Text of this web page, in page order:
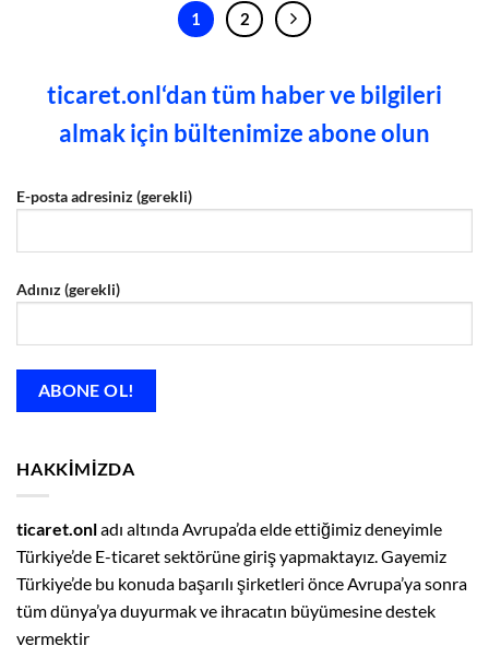
1 2
ticaret.onl‘dan tüm haber ve bilgileri
almak için bültenimize abone olun
E-posta adresiniz (gerekli)
Adınız (gerekli)
HAKKIMIZDA
ticaret.onladı altında Avrupa’da elde ettiğimiz deneyimle
Türkiye’de E-ticaret sektörüne giriş yapmaktayız. Gayemiz
Türkiye’de bu konuda başarılı şirketleri önce Avrupa’ya sonra
tüm dünya’ya duyurmak ve ihracatın büyümesine destek
vermektir